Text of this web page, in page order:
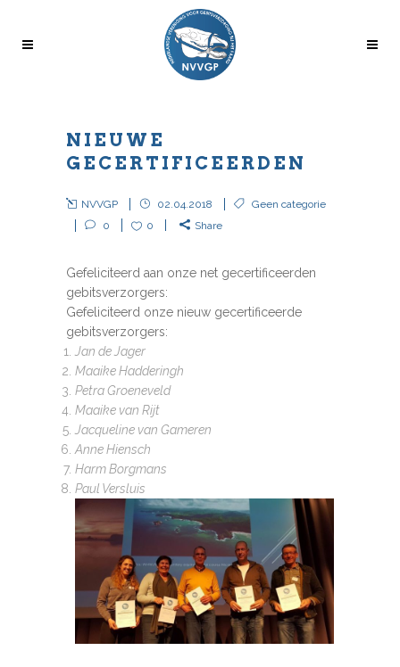
NIEUWE
GECERTIFICEERDEN
NVVGP 02.04.2018
Geen categorie
0
0 Share
Gefeliciteerd aan onze net gecertificeerden
gebitsverzorgers:
Gefeliciteerd onze nieuw gecertificeerde
gebitsverzorgers:
Jan de Jager
Maaike Hadderingh
Petra Groeneveld
Maaike van Rijt
Jacqueline van Gameren
Anne Hiensch
Harm Borgmans
Paul Versluis